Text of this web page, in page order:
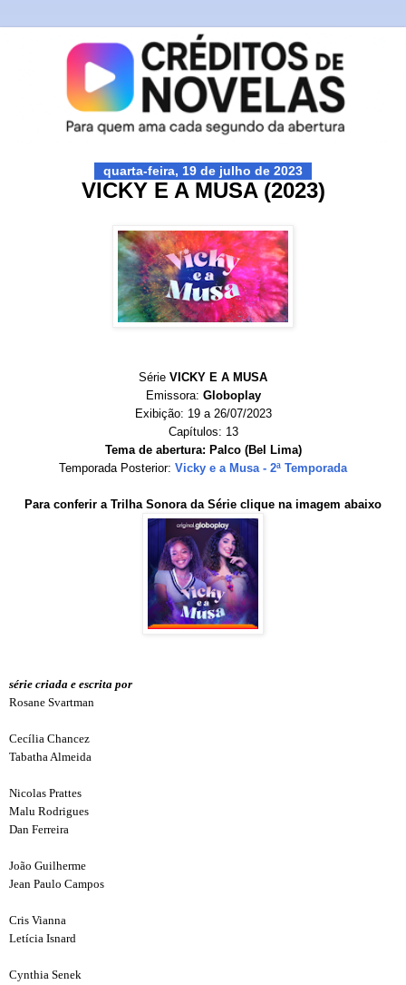
quarta-feira, 19 de julho de 2023
VICKY E A MUSA (2023)
Série VICKY E A MUSA
Emissora: Globoplay
Exibição: 19 a 26/07/2023
Capítulos: 13
Tema de abertura: Palco (Bel Lima)
Temporada Posterior: Vicky e a Musa - 2ª Temporada
Para conferir a Trilha Sonora da Série clique na imagem abaixo
série criada e escrita por
Rosane Svartman
Cecília Chancez
Tabatha Almeida
Nicolas Prattes
Malu Rodrigues
Dan Ferreira
João Guilherme
Jean Paulo Campos
Cris Vianna
Letícia Isnard
Cynthia Senek